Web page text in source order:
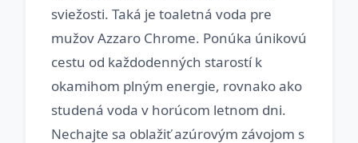
sviežosti. Taká je toaletná voda pre
mužov Azzaro Chrome. Ponúka únikovú
cestu od každodenných starostí k
okamihom plným energie, rovnako ako
studená voda v horúcom letnom dni.
Nechajte sa oblažiť azúrovým závojom s